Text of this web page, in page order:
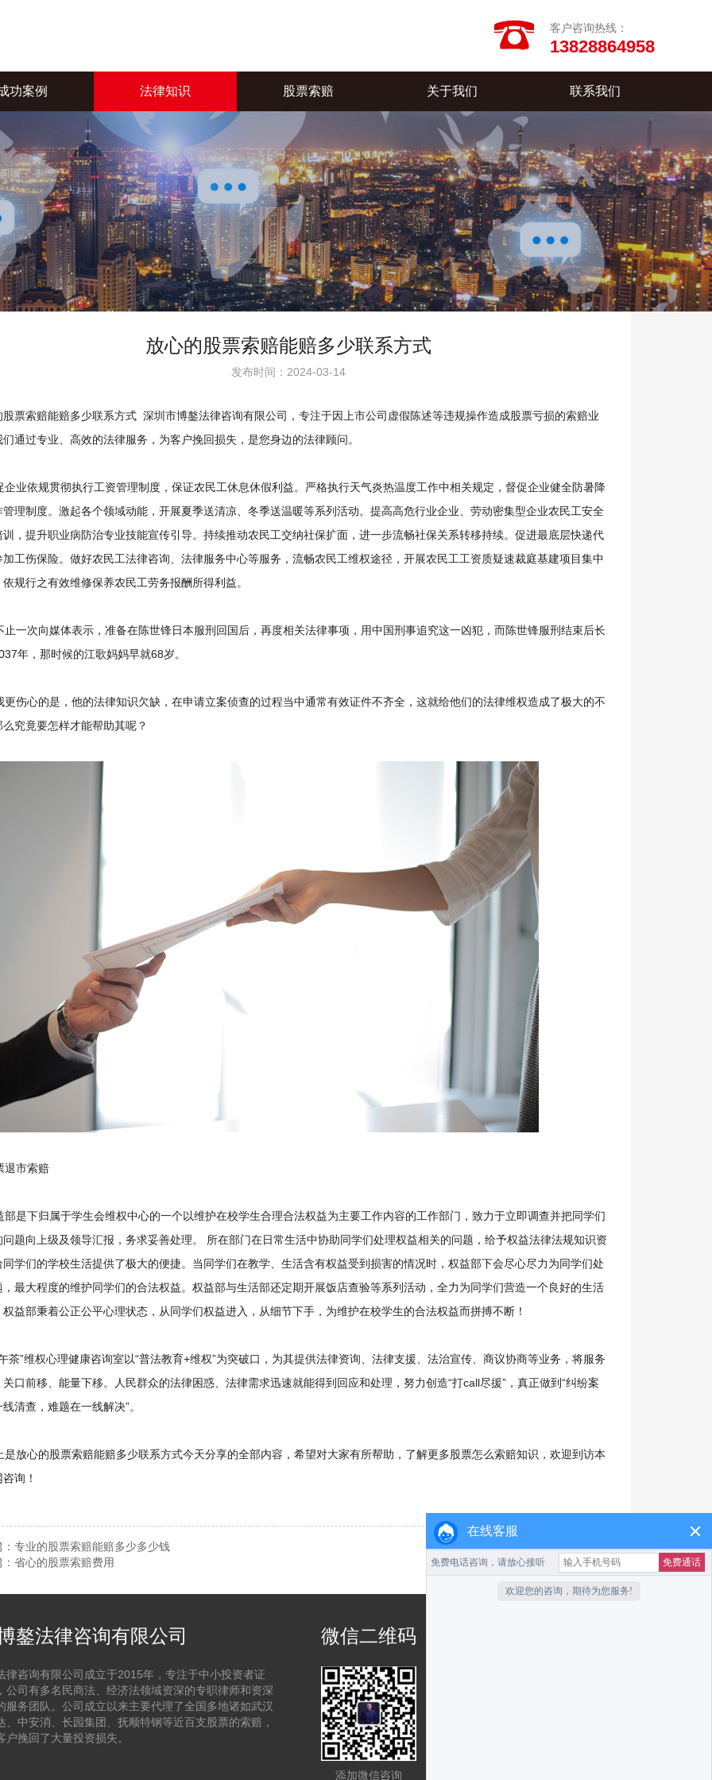
客户咨询热线：
13828864958
功案例 法律知识 股票索赔 关于我们 联系我们
放心的股票索赔能赔多少联系方式
发布时间：2024-03-14
股票索赔能赔多少联系方式 深圳市博鏊法律咨询有限公司，专注于因上市公司虚假陈述等违规操作造成股票亏损的索赔业
通过专业、高效的法律服务，为客户挽回损失，是您身边的法律顾问。
业依规贯彻执行工资管理制度，保证农民工休息休假利益。严格执行天气炎热温度工作中相关规定，督促企业健全防暑降
管理制度。激起各个领域动能，开展夏季送清凉、冬季送温暖等系列活动。提高高危行业企业、劳动密集型企业农民工安全
训，提升职业病防治专业技能宣传引导。持续推动农民工交纳社保扩面，进一步流畅社保关系转移持续。促进最底层快递代
加工伤保险。做好农民工法律咨询、法律服务中心等服务，流畅农民工维权途径，开展农民工工资质疑速裁庭基建项目集中
规行之有效维修保养农民工劳务报酬所得利益。
一次向媒体表示，准备在陈世锋日本服刑回国后，再度相关法律事项，用中国刑事追究这一凶犯，而陈世锋服刑结束后长
年，那时候的江歌妈妈早就68岁。
伤心的是，他的法律知识欠缺，在申请立案侦查的过程当中通常有效证件不齐全，这就给他们的法律维权造成了极大的不
究竟要怎样才能帮助其呢？
市索赔
是下归属于学生会维权中心的一个以维护在校学生合理合法权益为主要工作内容的工作部门，致力于立即调查并把同学们
问题向上级及领导汇报，务求妥善处理。 所在部门在日常生活中协助同学们处理权益相关的问题，给予权益法律法规知识资
同学们的学校生活提供了极大的便捷。当同学们在教学、生活含有权益受到损害的情况时，权益部下会尽心尽力为同学们处
，最大程度的维护同学们的合法权益。权益部与生活部还定期开展饭店查验等系列活动，全力为同学们营造一个良好的生活
益部秉着公正公平心理状态，从同学们权益进入，从细节下手，为维护在校学生的合法权益而拼搏不断！
”维权心理健康咨询室以“普法教育+维权”为突破口，为其提供法律资询、法律支援、法治宣传、商议协商等业务，将服务
口前移、能量下移。人民群众的法律困惑、法律需求迅速就能得到回应和处理，努力创造“打call尽援”，真正做到“纠纷案
清查，难题在一线解决”。
放心的股票索赔能赔多少联系方式今天分享的全部内容，希望对大家有所帮助，了解更多股票怎么索赔知识，欢迎到访本
询！
专业的股票索赔能赔多少多少钱
省心的股票索赔费用
鏊法律咨询有限公司
律咨询有限公司成立于2015年，专注于中小投资者证
公司有多名民商法、经济法领域资深的专职律师和资深
服务团队。公司成立以来主要代理了全国多地诸如武汉
、中安消、长园集团、抚顺特钢等近百支股票的索赔，
户挽回了大量投资损失。
微信二维码
添加微信咨询
在线客服